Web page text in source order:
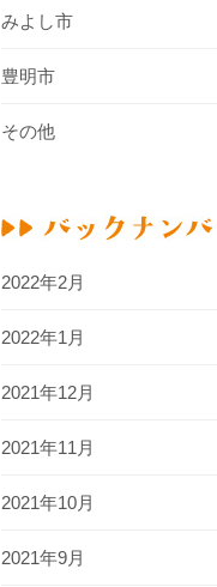
みよし市
豊明市
その他
2022年2月
2022年1月
2021年12月
2021年11月
2021年10月
2021年9月